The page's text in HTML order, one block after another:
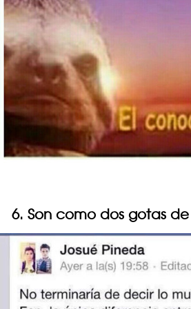
6. Son como dos gotas